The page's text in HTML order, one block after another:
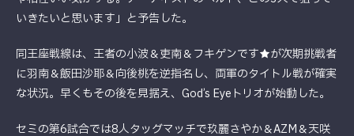
いきたいと思います」と予告した。
同王座戦線は、王者の小波＆吏南＆フキゲンです★が次期挑戦者
に羽南＆飯田沙耶＆向後桃を逆指名し、両軍のタイトル戦が確実
な状況。早くもその後を見据え、God’s Eyeトリオが始動した。
セミの第6試合では8人タッグマッチで玖麗さやか＆AZM＆天咲